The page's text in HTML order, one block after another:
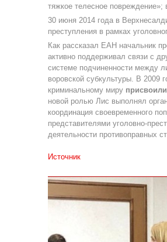
тяжкое телесное
30 июня 2014 года в
преступления в рамках
Как рассказал ЕАН начальник
активно поддерживал связи с
системе подчиненности между
воровской субкультуры. В 2009
криминальному миру
новой ролью Лис выполнял
координация своевременного
представителями уголовно-
деятельности противоправных
Источник